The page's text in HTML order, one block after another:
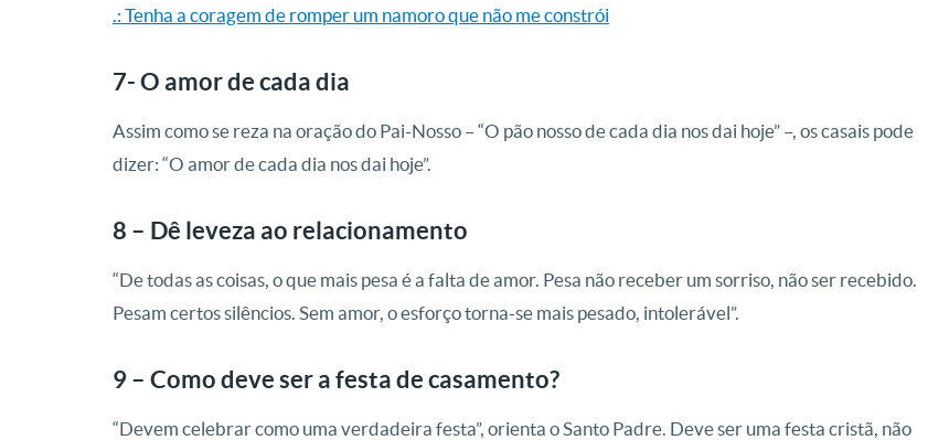
.: Tenha a coragem de romper um namoro que não me constrói
7- O amor de cada dia
Assim como se reza na oração do Pai-Nosso – “O pão nosso de cada dia nos dai hoje” –, os casais pode
dizer: “O amor de cada dia nos dai hoje”.
8 – Dê leveza ao relacionamento
“De todas as coisas, o que mais pesa é a falta de amor. Pesa não receber um sorriso, não ser recebido.
Pesam certos silêncios. Sem amor, o esforço torna-se mais pesado, intolerável”.
9 – Como deve ser a festa de casamento?
“Devem celebrar como uma verdadeira festa”, orienta o Santo Padre. Deve ser uma festa cristã, não